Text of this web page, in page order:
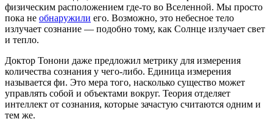
физическим расположением где-то во Вселенной. Мы просто
пока не обнаружили его. Возможно, это небесное тело
излучает сознание — подобно тому, как Солнце излучает свет
и тепло.
Доктор Тонони даже предложил метрику для измерения
количества сознания у чего-либо. Единица измерения
называется фи. Это мера того, насколько существо может
управлять собой и объектами вокруг. Теория отделяет
интеллект от сознания, которые зачастую считаются одним и
тем же.